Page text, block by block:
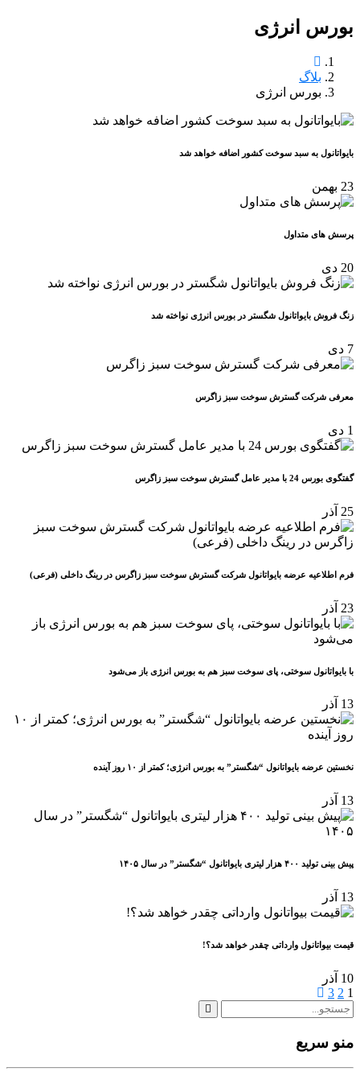
بورس انرژی
بلاگ
بورس انرژی
بایواتانول به سبد سوخت کشور اضافه خواهد شد
23 بهمن
پرسش های متداول
20 دی
زنگ فروش بایواتانول شگستر در بورس انرژی نواخته شد
7 دی
معرفی شرکت گسترش سوخت سبز زاگرس
1 دی
گفتگوی بورس 24 با مدیر عامل گسترش سوخت سبز زاگرس
25 آذر
فرم اطلاعیه عرضه بایواتانول شرکت گسترش سوخت سبز زاگرس در رینگ داخلی (فرعی)
23 آذر
با بایواتانول سوختی، پای سوخت سبز هم به بورس انرژی باز می‌شود
13 آذر
نخستین عرضه بایواتانول “شگستر” به بورس انرژی؛ کمتر از ۱۰ روز آینده
13 آذر
پیش بینی تولید ۴۰۰ هزار لیتری بایواتانول “شگستر” در سال ۱۴۰۵
13 آذر
قیمت بیواتانول وارداتی چقدر خواهد شد؟!
10 آذر
صفحه‌بندی
نوشته‌ها
1
2
3
منو سریع